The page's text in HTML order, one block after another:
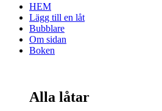
HEM
Lägg till en låt
Bubblare
Om sidan
Boken
Alla låtar